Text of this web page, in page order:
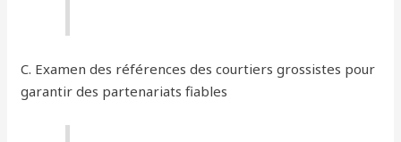
C. Examen des références des courtiers grossistes pour
garantir des partenariats fiables